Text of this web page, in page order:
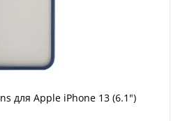
для Apple iPhone 13 (6.1")